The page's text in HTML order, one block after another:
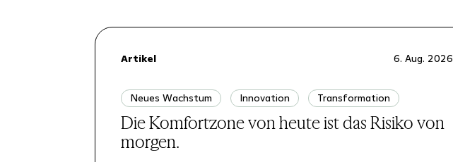
6. Aug. 2026
Artikel
Neues Wachstum Innovation Transformation
Die Komfortzone von heute ist das Risiko von
morgen.